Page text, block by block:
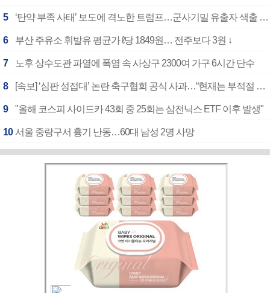
5 ‘탄약 부족 사태’ 보도에 격노한 트럼프…군사기밀 유출자 색출 지시
6 부산 주유소 휘발유 평균가 ℓ당 1849원… 전주보다 3원 ↓
7 노후 상수도관 파열에 폭염 속 사상구 2300여 가구 6시간 단수
8 [속보] ‘심판 성접대’ 논란 축구협회 공식 사과…“현재는 부적절 행위 없어”
9 "올해 코스피 사이드카 43회 중 25회는 삼전닉스 ETF 이후 발생"
10 서울 중랑구서 흉기 난동…60대 남성 2명 사망